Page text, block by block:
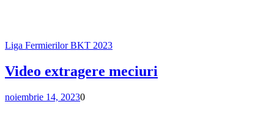
Liga Fermierilor BKT 2023
Video extragere meciuri
noiembrie 14, 20230